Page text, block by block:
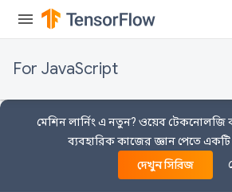
For JavaScript
মেশিন লার্নিং এ নতুন? ওয়েব টেকনোলজি
ব্যবহারিক কাজের জ্ঞান পেতে
দেখুন সিরিজ